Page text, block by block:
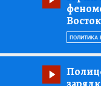
ПОЛИТИКА